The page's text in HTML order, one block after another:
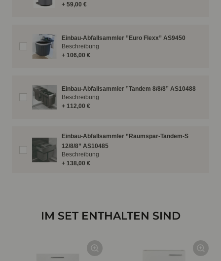
+ 59,00 €
Einbau-Abfallsammler ”Euro Flexx” AS9450
+ 106,00 €
Beschreibung
Einbau-Abfallsammler ”Tandem 8/8/8” AS10488
+ 112,00 €
Beschreibung
Einbau-Abfallsammler ”Raumspar-Tandem-S
12/8/8” AS10485
+ 138,00 €
Beschreibung
IM SET ENTHALTEN SIND